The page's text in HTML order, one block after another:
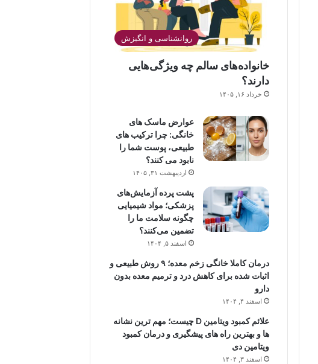
روانشناسی و انگیزش
خانواده‌های سالم چه ویژگی‌هایی
دارند؟
خرداد ۱۶, ۱۴۰۵
عوارض ماسک های
خانگی: چرا ترکیب های
طبیعی، پوست شما را
نابود می کنند؟
اردیبهشت ۳۱, ۱۴۰۵
پشت پرده آزمایش‌های
پزشکی؛ مواد شیمیایی
چگونه سلامت ما را
تضمین می‌کنند؟
اسفند ۵, ۱۴۰۴
درمان کاملا خانگی زخم معده؛ ۹ روش طبیعی و
اثبات شده برای کاهش درد و ترمیم معده بدون
دارو
اسفند ۴, ۱۴۰۴
علائم کمبود ویتامین D چیست؛ مهم ترین نشانه
ها و بهترین راه های پیشگیری و درمان کمبود
ویتامین دی
اسفند ۳, ۱۴۰۴